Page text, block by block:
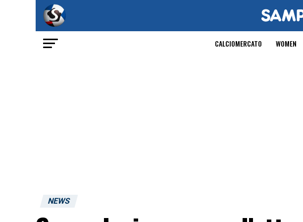
CALCIOMERCATO WOMEN
NEWS